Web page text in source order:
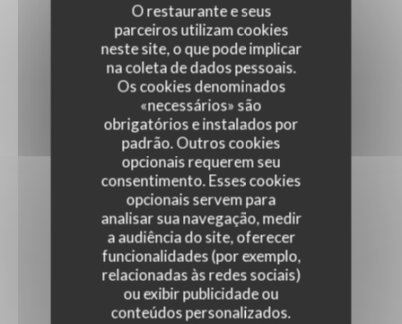
O restaurante e seus
parceiros utilizam cookies
neste site, o que pode implicar
na coleta de dados pessoais.
Os cookies denominados
«necessários» são
obrigatórios e instalados por
padrão. Outros cookies
opcionais requerem seu
consentimento. Esses cookies
opcionais servem para
analisar sua navegação, medir
a audiência do site, oferecer
funcionalidades (por exemplo,
relacionadas às redes sociais)
ou exibir publicidade ou
conteúdos personalizados.